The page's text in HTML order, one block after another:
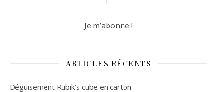
ARTICLES RÉCENTS
Déguisement Rubik’s cube en carton